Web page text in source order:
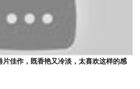
片佳作，既香艳又冷淡，太喜欢这样的感